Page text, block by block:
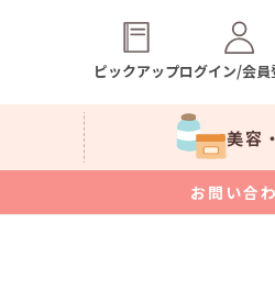
ピックアップログイン/会員
美容
お問い合